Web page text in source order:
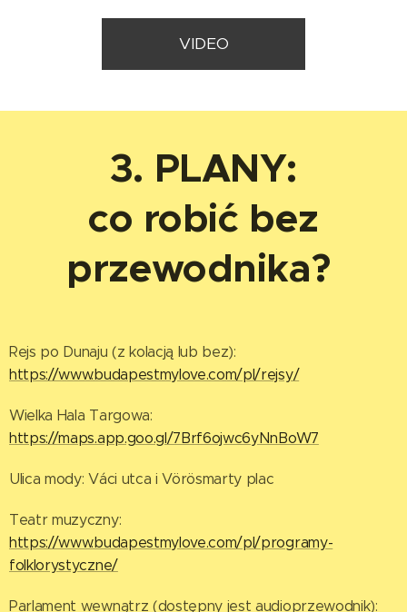
VIDEO
3. PLANY:
co robić bez
przewodnika?
Rejs po Dunaju (z kolacją lub bez):
https://www.budapestmylove.com/pl/rejsy/
Wielka Hala Targowa:
https://maps.app.goo.gl/7Brf6ojwc6yNnBoW7
Ulica mody: Váci utca i Vörösmarty plac
Teatr muzyczny:
https://www.budapestmylove.com/pl/programy-
folklorystyczne/
Parlament wewnątrz (dostępny jest audioprzewodnik):